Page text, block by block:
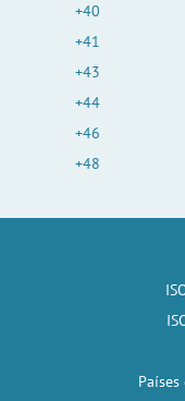
+40
+41
+43
+44
+46
+48